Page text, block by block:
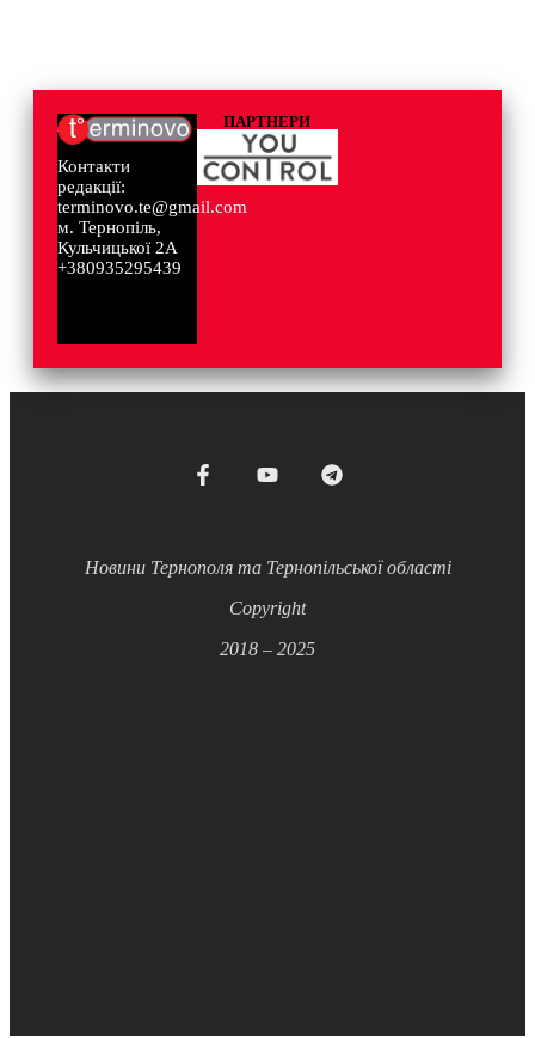
Контакти
редакції:
terminovo.te@gmail.com
м. Тернопіль,
Кульчицької 2А
+380935295439
ПАРТНЕРИ
Новини Тернополя та Тернопільської області
Copyright
2018 – 2025